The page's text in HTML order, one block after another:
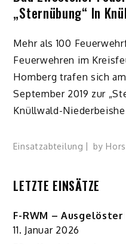
„Sternübung“ In
Mehr als 100
Feuerwehren im
Homberg trafen sich
September 2019 zur
Knüllwald-
Einsatzabteilung by
LETZTE EINSÄTZE
F-RWM –
11. Januar 2026